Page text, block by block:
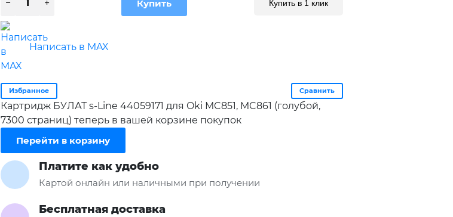
Купить в 1 клик
Написать в MAX
Избранное Сравнить
Картридж БУЛАТ s-Line 44059171 для Oki MC851, MC861 (голубой,
7300 страниц) теперь в вашей корзине покупок
Перейти в корзину
Платите как удобно
Картой онлайн или наличными при получении
Бесплатная доставка